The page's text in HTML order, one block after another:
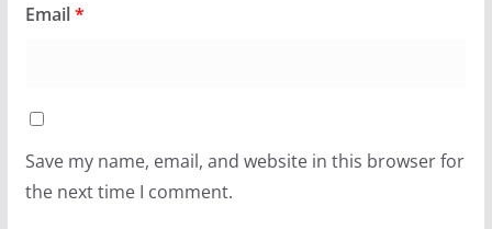
Email*
Save my name, email, and website in this browser for
the next time I comment.